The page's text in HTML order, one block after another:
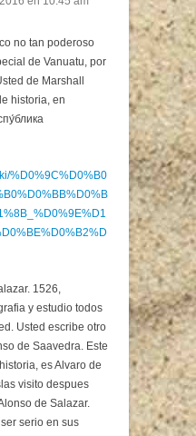
no tan poderoso
de Vanuatu, por
de Marshall
historia, en
%D0%9C%D0%B0
1526,
y estudio todos
Usted escribe otro
de Saavedra. Este
es Alvaro de
visito despues
de Salazar.
serio en sus